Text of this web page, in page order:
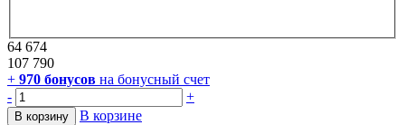
64 674
107 790
+ 970 бонусов на бонусный счет
-
+
В корзину
В корзине